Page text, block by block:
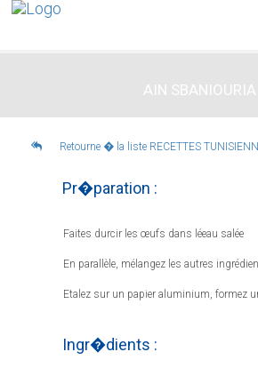
AIN SBANIOURIA
Retourne � la liste RECETTES
Pr�paration :
Faites durcir les œufs dans léeau salée
En parallèle, mélangez les autres
Etalez sur un papier aluminium, formez
Ingr�dients :